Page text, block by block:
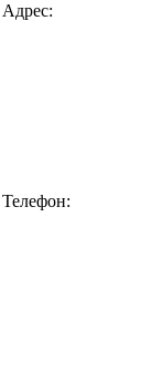
Адрес:
Телефон: